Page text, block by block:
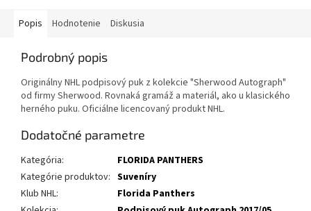
Popis Hodnotenie Diskusia
Podrobný popis
Originálny NHL podpisový puk z kolekcie "Sherwood Autograph"
od firmy Sherwood. Rovnaká gramáž a materiál, ako u klasického
herného puku. Oficiálne licencovaný produkt NHL.
Dodatočné parametre
Kategória:
FLORIDA PANTHERS
Kategórie produktov: Suveníry
Klub NHL:
Florida Panthers